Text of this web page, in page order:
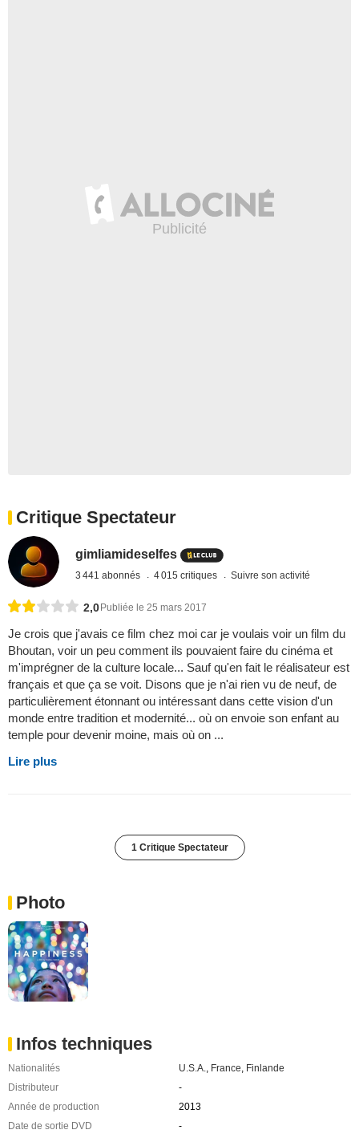
Critique Spectateur
gimliamideselfes
3 441 abonnés 4 015 critiques Suivre son activité
2,0 Publiée le 25 mars 2017
Je crois que j'avais ce film chez moi car je voulais voir un film du
Bhoutan, voir un peu comment ils pouvaient faire du cinéma et
m'imprégner de la culture locale... Sauf qu'en fait le réalisateur est
français et que ça se voit. Disons que je n'ai rien vu de neuf, de
particulièrement étonnant ou intéressant dans cette vision d'un
monde entre tradition et modernité... où on envoie son enfant au
temple pour devenir moine, mais où on ...
Lire plus
1 Critique Spectateur
Photo
Infos techniques
Nationalités U.S.A. France Finlande
Distributeur
-
Année de production
2013
Date de sortie DVD
-